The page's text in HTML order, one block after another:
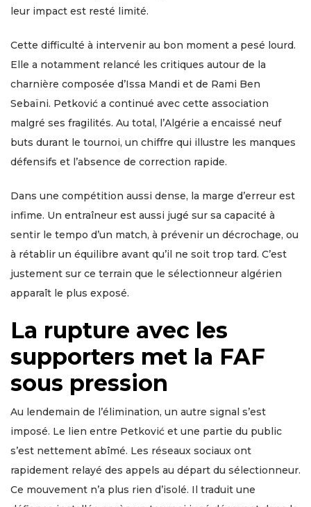
leur impact est resté limité.
Cette difficulté à intervenir au bon moment a pesé lourd.
Elle a notamment relancé les critiques autour de la
charnière composée d’Issa Mandi et de Rami Ben
Sebaïni. Petković a continué avec cette association
malgré ses fragilités. Au total, l’Algérie a encaissé neuf
buts durant le tournoi, un chiffre qui illustre les manques
défensifs et l’absence de correction rapide.
Dans une compétition aussi dense, la marge d’erreur est
infime. Un entraîneur est aussi jugé sur sa capacité à
sentir le tempo d’un match, à prévenir un décrochage, ou
à rétablir un équilibre avant qu’il ne soit trop tard. C’est
justement sur ce terrain que le sélectionneur algérien
apparaît le plus exposé.
La rupture avec les
supporters met la FAF
sous pression
Au lendemain de l’élimination, un autre signal s’est
imposé. Le lien entre Petković et une partie du public
s’est nettement abîmé. Les réseaux sociaux ont
rapidement relayé des appels au départ du sélectionneur.
Ce mouvement n’a plus rien d’isolé. Il traduit une